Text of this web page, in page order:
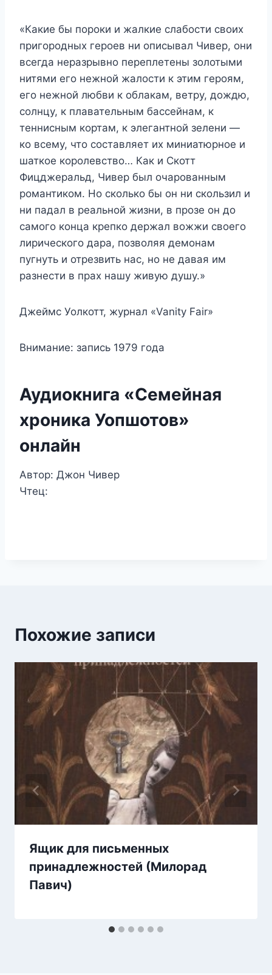
«Какие бы пороки и жалкие слабости своих
пригородных героев ни описывал Чивер, они
всегда неразрывно переплетены золотыми
нитями его нежной жалости к этим героям,
его нежной любви к облакам, ветру, дождю,
солнцу, к плавательным бассейнам, к
теннисным кортам, к элегантной зелени —
ко всему, что составляет их миниатюрное и
шаткое королевство… Как и Скотт
Фицджеральд, Чивер был очарованным
романтиком. Но сколько бы он ни скользил и
ни падал в реальной жизни, в прозе он до
самого конца крепко держал вожжи своего
лирического дара, позволяя демонам
пугнуть и отрезвить нас, но не давая им
разнести в прах нашу живую душу.»
Джеймс Уолкотт, журнал «Vanity Fair»
Внимание: запись 1979 года
Аудиокнига «Семейная
хроника Уопшотов»
онлайн
Автор: Джон Чивер
Чтец:
Похожие записи
Ящик для письменных
принадлежностей (Милорад
Павич)